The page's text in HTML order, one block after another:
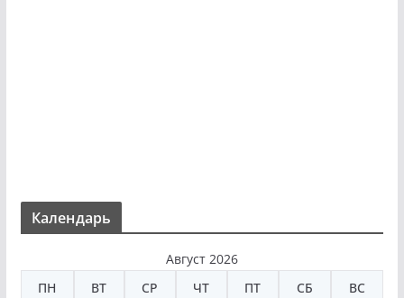
Календарь
Август 2026
ПН
ВТ СР ЧТ ПТ СБ ВС